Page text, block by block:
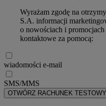
Wyrażam zgodę na
S.A. informacji
o nowościach i promocjach
kontaktowe za pomocą:
wiadomości e-mail
SMS/MMS
OTWÓRZ RACHUNEK